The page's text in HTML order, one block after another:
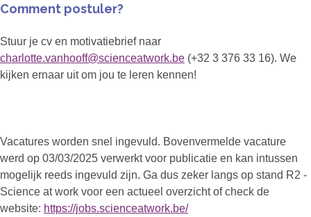
Comment postuler?
Stuur je cv en motivatiebrief naar
charlotte.vanhooff@scienceatwork.be (+32 3 376 33 16). We
kijken ernaar uit om jou te leren kennen!
Vacatures worden snel ingevuld. Bovenvermelde vacature
werd op 03/03/2025 verwerkt voor publicatie en kan intussen
mogelijk reeds ingevuld zijn. Ga dus zeker langs op stand R2 -
Science at work voor een actueel overzicht of check de
website: https://jobs.scienceatwork.be/